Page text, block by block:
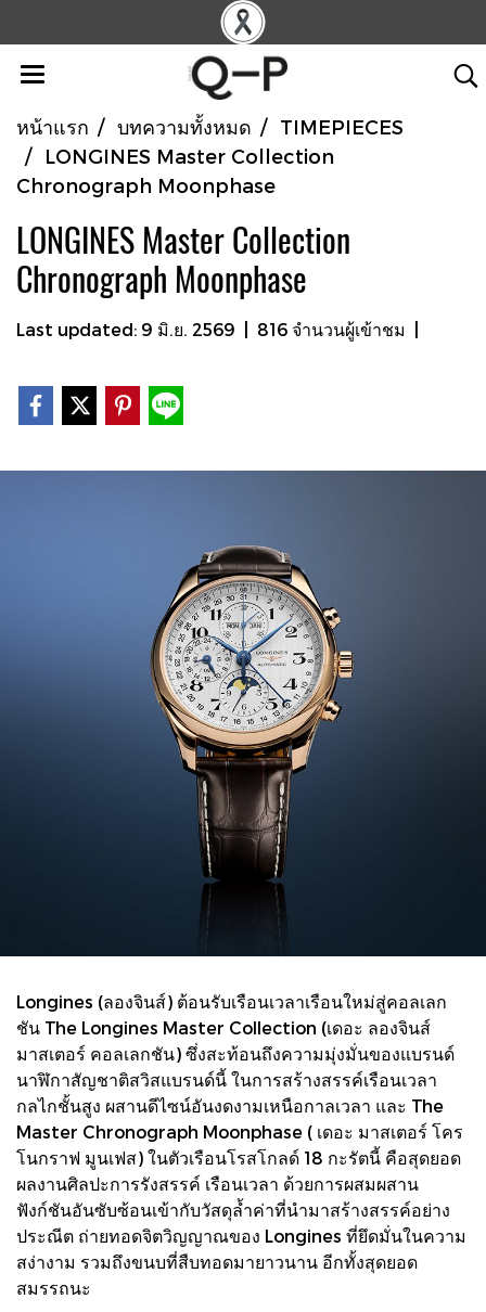
หน้าแรก บทความทั้งหมด
TIMEPIECES
LONGINES Master Collection
Chronograph Moonphase
LONGINES Master Collection
Chronograph Moonphase
Last updated: 9 มิ.ย. 2569 816 จำนวนผู้เข้าชม
Longines (ลองจินส์) ต้อนรับเรือนเวลาเรือนใหม่สู่คอลเลก
ชัน The Longines Master Collection (เดอะ ลองจินส์
มาสเตอร์ คอลเลกชัน) ซึ่งสะท้อนถึงความมุ่งมั่นของแบรนด์
นาฬิกาสัญชาติสวิสแบรนด์นี้ ในการสร้างสรรค์เรือนเวลา
กลไกชั้นสูง ผสานดีไซน์อันงดงามเหนือกาลเวลา และ The
Master Chronograph Moonphase ( เดอะ มาสเตอร์ โคร
โนกราฟ มูนเฟส) ในตัวเรือนโรสโกลด์ 18 กะรัตนี้ คือสุดยอด
ผลงานศิลปะการรังสรรค์ เรือนเวลา ด้วยการผสมผสาน
ฟังก์ชันอันซับซ้อนเข้ากับวัสดุล้ำค่าที่นำมาสร้างสรรค์อย่าง
ประณีต ถ่ายทอดจิตวิญญาณของ Longines ที่ยึดมั่นในความ
สง่างาม รวมถึงขนบที่สืบทอดมายาวนาน อีกทั้งสุดยอด
สมรรถนะ